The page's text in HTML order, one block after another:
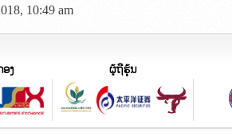
10:49 am
ງ ຜູ້ຖືຮຸ້ນ